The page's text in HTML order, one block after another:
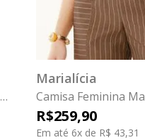
P M
Marialícia
Camisa Feminina
Marialícia Bege
R$259,90
Em até 6x de R$ 43,31